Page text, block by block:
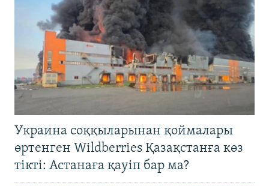
Украина соққыларынан қоймалары
өртенген Wildberries Қазақстанға көз
тікті: Астанаға қауіп бар ма?